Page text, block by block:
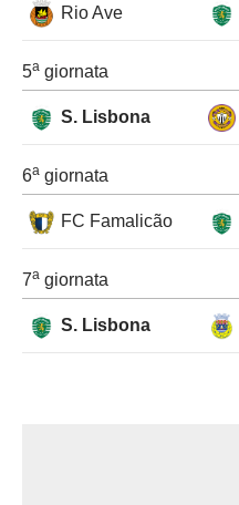
Rio Ave
5a giornata
S. Lisbona
6a giornata
FC Famalicão
7a giornata
S. Lisbona